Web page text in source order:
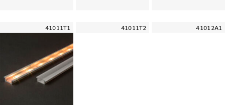
41011T1 41011T2 41012A1